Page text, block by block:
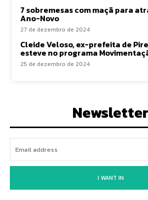
7 sobremesas com maçã para
Ano-Novo
27 de dezembro de 2024
Cleide Veloso, ex-prefeita de
esteve no programa
25 de dezembro de 2024
Newsletter
I WANT IN